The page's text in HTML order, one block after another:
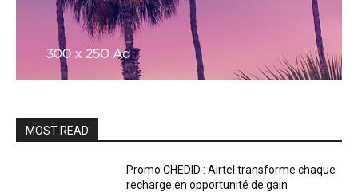
MOST READ
Promo CHEDID : Airtel transforme chaque
recharge en opportunité de gain